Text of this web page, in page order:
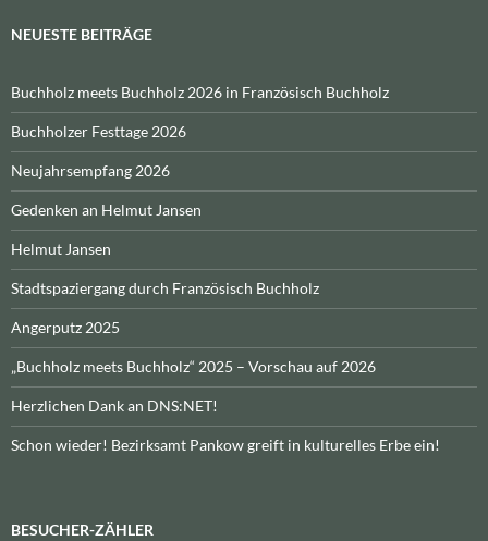
NEUESTE BEITRÄGE
Buchholz meets Buchholz 2026 in Französisch Buchholz
Buchholzer Festtage 2026
Neujahrsempfang 2026
Gedenken an Helmut Jansen
Helmut Jansen
Stadtspaziergang durch Französisch Buchholz
Angerputz 2025
„Buchholz meets Buchholz“ 2025 – Vorschau auf 2026
Herzlichen Dank an DNS:NET!
Schon wieder! Bezirksamt Pankow greift in kulturelles Erbe ein!
BESUCHER-ZÄHLER